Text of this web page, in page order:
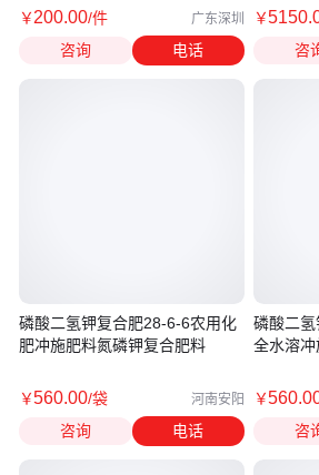
￥200.00/件 广东深圳
咨询 电话
磷酸二氢钾复合肥28-6-6农用化
肥冲施肥料氮磷钾复合肥料
￥560.00/袋 河南安阳
咨询 电话
￥5150
咨
磷酸二
全水溶
￥560
咨